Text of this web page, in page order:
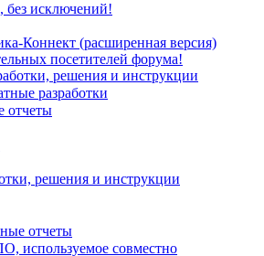
исключений!
Коннект (расширенная версия)
посетителей форума!
решения и инструкции
разработки
отчеты
решения и инструкции
отчеты
используемое совместно